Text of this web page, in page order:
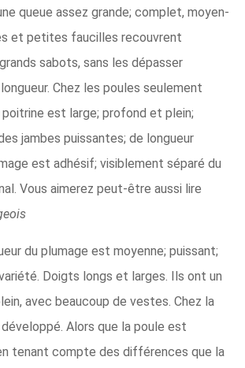
queue assez grande; complet, moyen-
et petites faucilles recouvrent
sabots, sans les dépasser
Chez les poules seulement
est large; profond et plein;
jambes puissantes; de longueur
est adhésif; visiblement séparé du
Vous aimerez peut-être aussi lire
du plumage est moyenne; puissant;
Doigts longs et larges. Ils ont un
avec beaucoup de vestes. Chez la
Alors que la poule est
tenant compte des différences que la